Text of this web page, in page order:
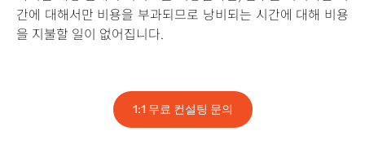
간에 대해서만 비용을 부과되므로 낭비되는 시간에 대해 비용
을 지불할 일이 없어집니다.
1:1 무료 컨설팅 문의